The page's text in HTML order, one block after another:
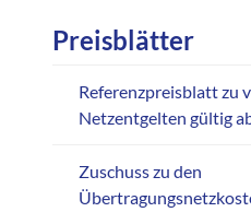
Preisblätter
Referenzpreisblatt zu
Netzentgelten gültig
Zuschuss zu den